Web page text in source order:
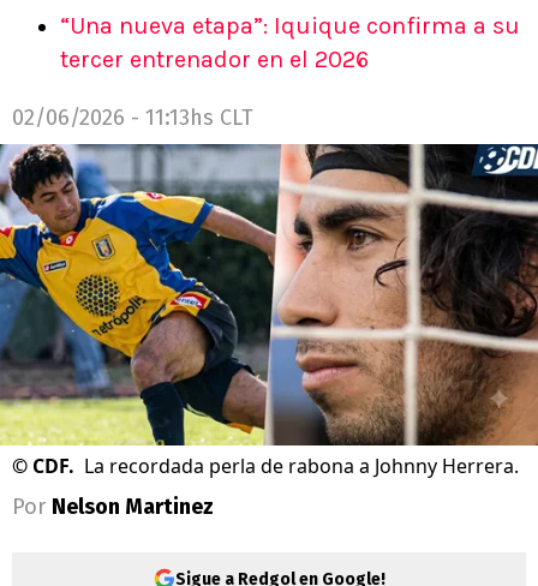
“Una nueva etapa”: Iquique confirma a su
tercer entrenador en el 2026
02/06/2026 - 11:13hs CLT
© CDF. La recordada perla de rabona a Johnny Herrera.
Por Nelson Martinez
Sigue a Redgol en Google!